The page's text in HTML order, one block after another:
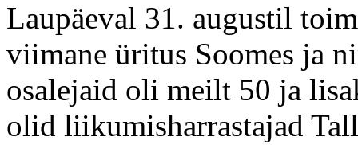
Laupäeval 31. augustil
viimane üritus Soomes ja
osalejaid oli meilt 50 ja
olid liikumisharrastajad